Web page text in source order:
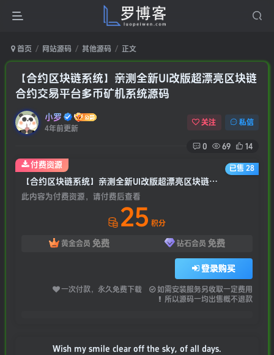
首页 网站源码 其他源码 正文
【合约区块链系统】亲测全新UI改版超漂亮区块链
合约交易平台多币矿机系统源码
小罗
4年前更新
关注 私信
0 69 14
【合约区块链系统】亲测全新UI改版超漂亮区块链合约交易平台多币矿机系统源码
此内容为付费资源，请付费后查看
25 积分
黄金会员 免费 钻石会员 免费
登录购买
一次付款，永久免费下载
如需安装服务另收取一定费用
所以源码一均出售概不退款
付费资源 已售 28
Wish my smile clear off the sky, of all days.